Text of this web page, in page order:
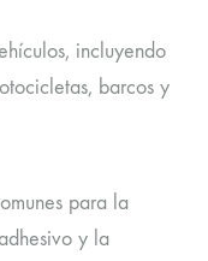
incluyendo
barcos y
para la
y la